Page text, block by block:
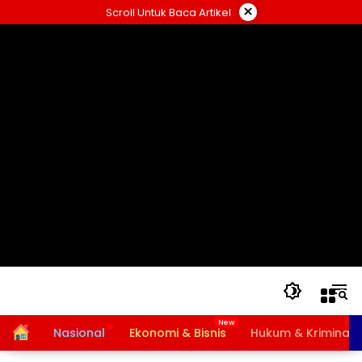
ke
Scroll Untuk Baca Artikel ×
HomeNasional Ekonomi & Bisnis Hukum & Kriminal
Bansos PKH dan BPNT